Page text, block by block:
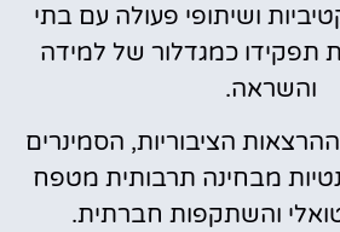
ושיתופי פעולה עם בתי
תפקידו כמגדלור של למידה
והשראה.
הציבוריות, הסמינרים
מבחינה תרבותית מטפח
והשתקפות חברתית.